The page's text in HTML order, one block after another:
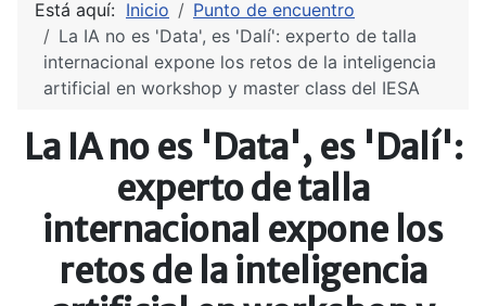
Está aquí: Inicio
Punto de encuentro
La IA no es 'Data', es 'Dalí': experto de talla
internacional expone los retos de la inteligencia
artificial en workshop y master class del IESA
La IA no es 'Data', es 'Dalí':
experto de talla
internacional expone los
retos de la inteligencia